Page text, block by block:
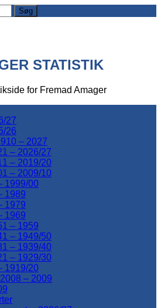
STATISTIK
for Fremad Amager
27
26
– 2027
– 2026/27
– 2019/20
– 2009/10
1999/00
1989
1979
1969
– 1959
– 1949/50
– 1939/40
– 1929/30
1919/20
– 2009